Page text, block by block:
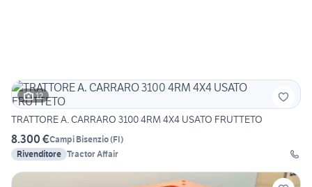
12
TRATTORE A. CARRARO 3100 4RM 4X4 USATO FRUTTETO
8.300 €Campi Bisenzio(FI)
Rivenditore Tractor Affair